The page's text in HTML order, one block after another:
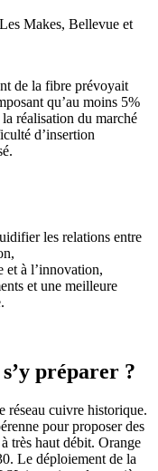
Makes, Bellevue et
de la fibre prévoyait
qu’au moins 5%
réalisation du marché
d’insertion
les relations entre
et à l’innovation,
et une meilleure
préparer ?
réseau cuivre historique.
pour proposer des
très haut débit. Orange
Le déploiement de la